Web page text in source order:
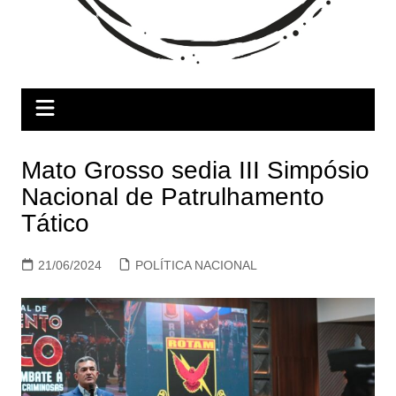
Mato Grosso sedia III Simpósio
Nacional de Patrulhamento
Tático
21/06/2024 POLÍTICA NACIONAL